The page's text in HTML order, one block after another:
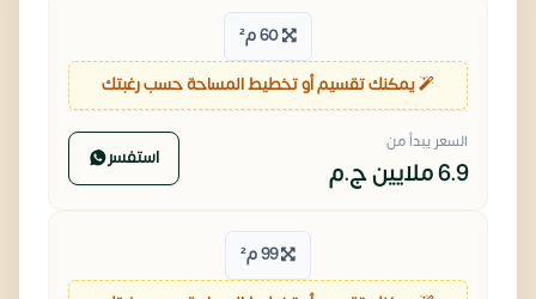
يمكنك تقسيم أو تخطيط المساحة حسب رغبتك
السعر يبدأ من
6.9 ملايين ج.م استفسر
99 م²